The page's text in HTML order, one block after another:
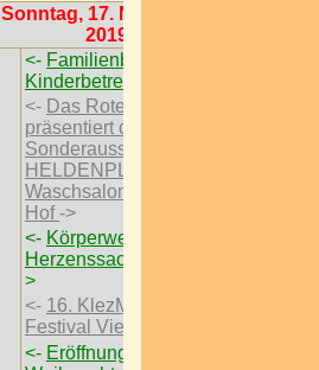
Sonntag, 17. November
2019
<- Familienbrunch mit
Kinderbetreung
<- Das Rote Wien
präsentiert die
Sonderausstellungen
HELDENPLATZ ’29 im
Waschsalon Karl-Marx-
Hof->
<- Körperwelten – Eine
Herzenssache I Wien
>
<- 16. KlezMORE
Festival Vienna
<- Eröffnung des